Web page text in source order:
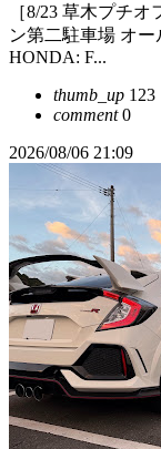
［8/23 草木プチ
ン第二駐車場 オ
HONDA: F...
thumb_up 123
comment0
2026/08/06 21:09